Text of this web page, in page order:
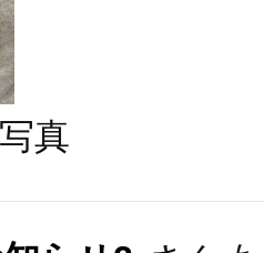
真